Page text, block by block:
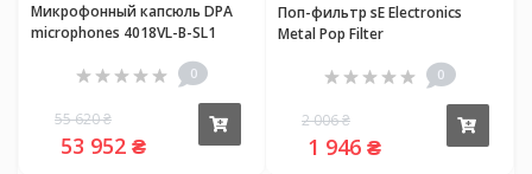
Микрофонный капсюль DPA
microphones 4018VL-B-SL1
0
55 620 ₴
53 952 ₴
Поп-фильтр sE Electronics
Metal Pop Filter
0
2 006 ₴
1 946 ₴